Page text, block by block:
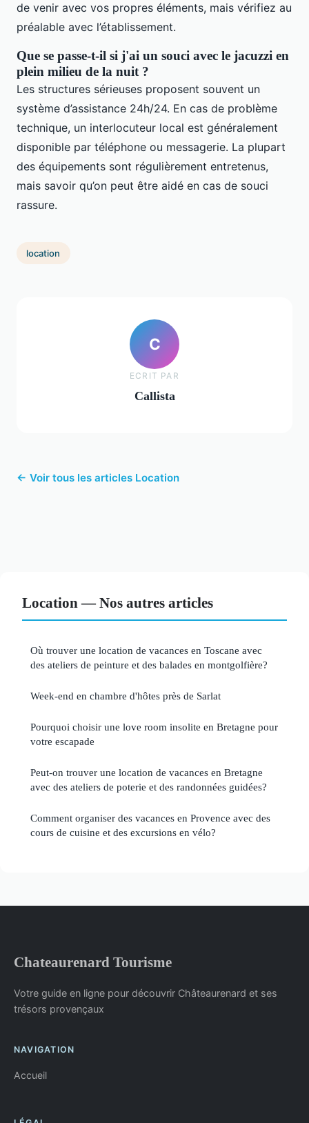
de venir avec vos propres éléments, mais vérifiez au
préalable avec l’établissement.
Que se passe-t-il si j'ai un souci avec le jacuzzi en
plein milieu de la nuit ?
Les structures sérieuses proposent souvent un
système d’assistance 24h/24. En cas de problème
technique, un interlocuteur local est généralement
disponible par téléphone ou messagerie. La plupart
des équipements sont régulièrement entretenus,
mais savoir qu’on peut être aidé en cas de souci
rassure.
location
C
ECRIT PAR
Callista
← Voir tous les articles Location
Location — Nos autres articles
Où trouver une location de vacances en Toscane avec
des ateliers de peinture et des balades en montgolfière?
Week-end en chambre d'hôtes près de Sarlat
Pourquoi choisir une love room insolite en Bretagne pour
votre escapade
Peut-on trouver une location de vacances en Bretagne
avec des ateliers de poterie et des randonnées guidées?
Comment organiser des vacances en Provence avec des
cours de cuisine et des excursions en vélo?
Chateaurenard Tourisme
Votre guide en ligne pour découvrir Châteaurenard et ses
trésors provençaux
NAVIGATION
Accueil